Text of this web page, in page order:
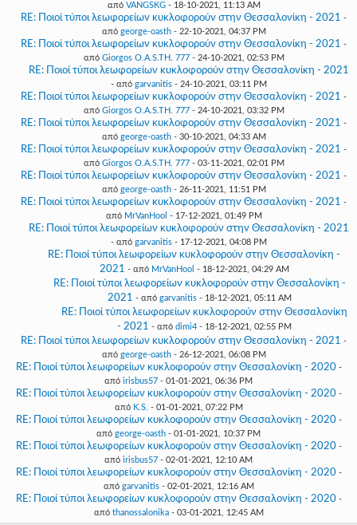
από VANGSKG- 18-10-2021, 11:13 AM
RE: Ποιοί τύποι λεωφορείων κυκλοφορούν στην Θεσσαλονίκη - 2021 -
από george-oasth- 22-10-2021, 04:37 PM
RE: Ποιοί τύποι λεωφορείων κυκλοφορούν στην Θεσσαλονίκη - 2021 -
από Giorgos O.A.S.TH. 777- 24-10-2021, 02:53 PM
RE: Ποιοί τύποι λεωφορείων κυκλοφορούν στην Θεσσαλονίκη - 2021
- από garvanitis - 24-10-2021, 03:11 PM
RE: Ποιοί τύποι λεωφορείων κυκλοφορούν στην Θεσσαλονίκη - 2021 -
από Giorgos O.A.S.TH. 777- 24-10-2021, 03:32 PM
RE: Ποιοί τύποι λεωφορείων κυκλοφορούν στην Θεσσαλονίκη - 2021 -
από george-oasth- 30-10-2021, 04:33 AM
RE: Ποιοί τύποι λεωφορείων κυκλοφορούν στην Θεσσαλονίκη - 2021 -
από Giorgos O.A.S.TH. 777- 03-11-2021, 02:01 PM
RE: Ποιοί τύποι λεωφορείων κυκλοφορούν στην Θεσσαλονίκη - 2021 -
από george-oasth- 26-11-2021, 11:51 PM
RE: Ποιοί τύποι λεωφορείων κυκλοφορούν στην Θεσσαλονίκη - 2021 -
από MrVanHool - 17-12-2021, 01:49 PM
RE: Ποιοί τύποι λεωφορείων κυκλοφορούν στην Θεσσαλονίκη - 2021
- από garvanitis - 17-12-2021, 04:08 PM
RE: Ποιοί τύποι λεωφορείων κυκλοφορούν στην Θεσσαλονίκη -
2021 - από MrVanHool - 18-12-2021, 04:29 AM
RE: Ποιοί τύποι λεωφορείων κυκλοφορούν στην Θεσσαλονίκη -
2021 - από garvanitis- 18-12-2021, 05:11 AM
RE: Ποιοί τύποι λεωφορείων κυκλοφορούν στην Θεσσαλονίκη
- 2021 - από dimi4 - 18-12-2021, 02:55 PM
RE: Ποιοί τύποι λεωφορείων κυκλοφορούν στην Θεσσαλονίκη - 2021 -
από george-oasth- 26-12-2021, 06:08 PM
RE: Ποιοί τύποι λεωφορείων κυκλοφορούν στην Θεσσαλονίκη - 2020 -
από irisbus57 - 01-01-2021, 06:36 PM
RE: Ποιοί τύποι λεωφορείων κυκλοφορούν στην Θεσσαλονίκη - 2020 -
από K.S. - 01-01-2021, 07:22 PM
RE: Ποιοί τύποι λεωφορείων κυκλοφορούν στην Θεσσαλονίκη - 2020 -
από george-oasth - 01-01-2021, 10:37 PM
RE: Ποιοί τύποι λεωφορείων κυκλοφορούν στην Θεσσαλονίκη - 2020 -
από irisbus57 - 02-01-2021, 12:10 AM
RE: Ποιοί τύποι λεωφορείων κυκλοφορούν στην Θεσσαλονίκη - 2020 -
από garvanitis- 02-01-2021, 12:16 AM
RE: Ποιοί τύποι λεωφορείων κυκλοφορούν στην Θεσσαλονίκη - 2020 -
από thanossalonika- 03-01-2021, 12:45 AM